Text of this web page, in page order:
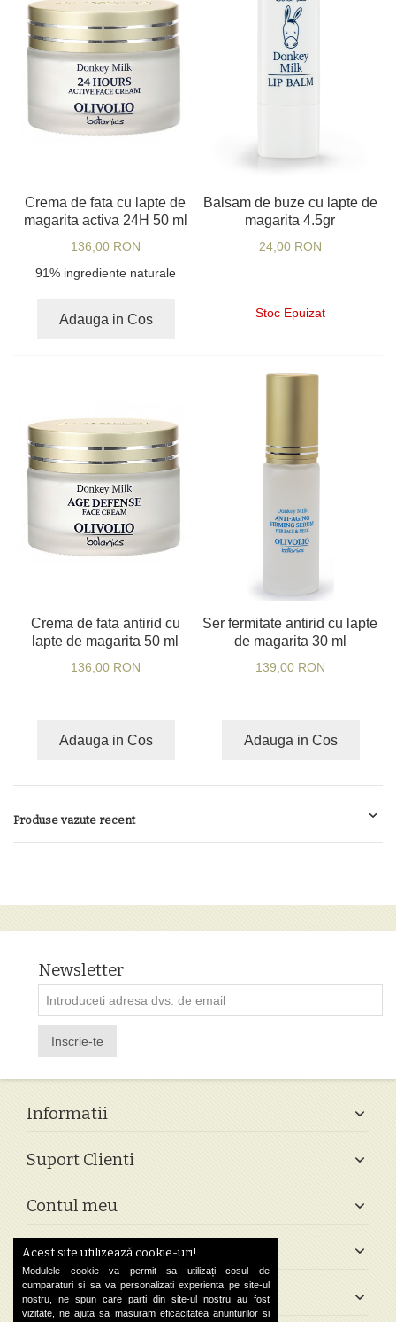
Crema de fata cu lapte de
magarita activa 24H 50 ml
136,00 RON
91% ingrediente naturale
Adauga in Cos
Balsam de buze cu lapte de
magarita 4.5gr
24,00 RON
Stoc Epuizat
Crema de fata antirid cu
lapte de magarita 50 ml
136,00 RON
Adauga in Cos
Ser fermitate antirid cu lapte
de magarita 30 ml
139,00 RON
Adauga in Cos
Produse vazute recent
Newsletter
Inscrie-te
Informatii
Suport Clienti
Contul meu
Follow Us
Contact
Acest site utilizează cookie-uri!
Modulele cookie va permit sa utilizați cosul de
cumparaturi si sa va personalizati experienta pe site-ul
nostru, ne spun care parti din site-ul nostru au fost
vizitate, ne ajuta sa masuram eficacitatea anunturilor si